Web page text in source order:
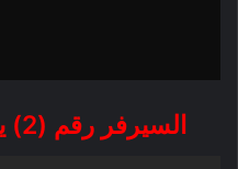
السيرفر رقم (2) يوتيوب : متوفر الأن.